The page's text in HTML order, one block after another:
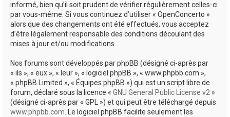
informé, bien qu’il soit prudent de vérifier régulièrement celles-ci
par vous-même. Si vous continuez d’utiliser « OpenConcerto »
alors que des changements ont été effectués, vous acceptez
d’être légalement responsable des conditions découlant des
mises à jour et/ou modifications.
Nos forums sont développés par phpBB (désigné ci-après par
« ils », « eux », « leur », « logiciel phpBB », « www.phpbb.com »,
« phpBB Limited », « Équipes phpBB ») qui est un script libre de
forum, déclaré sous la licence « GNU General Public License v2 »
(désigné ci-après par « GPL ») et qui peut être téléchargé depuis
www.phpbb.com. Le logiciel phpBB facilite seulement les